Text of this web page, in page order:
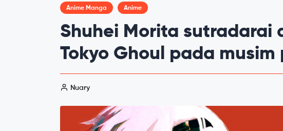
Anime Manga Anime
Shuhei Morita sutradarai
Tokyo Ghoul pada
Nuary